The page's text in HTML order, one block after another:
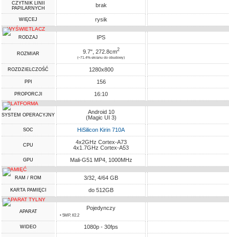
CZYTNIK LINII
PAPILARNYCH
brak
WIĘCEJ rysik
WYŚWIETLACZ
RODZAJ IPS
ROZMIAR 9.7", 272.8cm2
(~71.4% ekranu do obudowy)
ROZDZIELCZOŚĆ 1280x800
PPI 156
PROPORCJI 16:10
PLATFORMA
SYSTEM OPERACYJNY
Android 10
(Magic UI 3)
SOC HiSilicon Kirin 710A
CPU
4x2GHz Cortex-A73
4x1.7GHz Cortex-A53
GPU Mali-G51 MP4, 1000MHz
PAMIĘĆ
RAM / ROM 3/32, 4/64 GB
KARTA PAMIĘCI do 512GB
APARAT TYLNY
APARAT
Pojedynczy
• 5MP, f/2.2
WIDEO 1080p - 30fps